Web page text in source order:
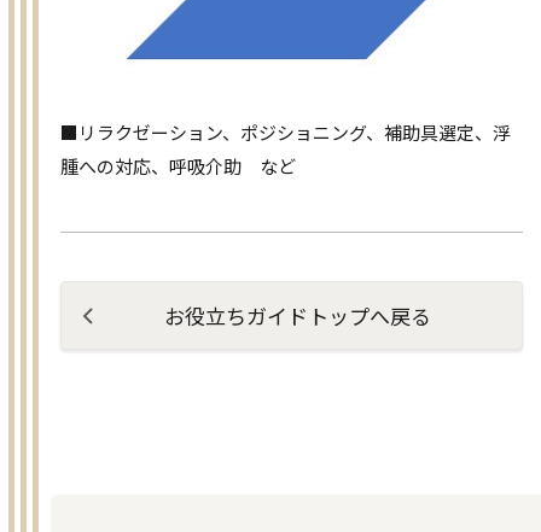
■リラクゼーション、ポジショニング、補助具選定、浮
腫への対応、呼吸介助 など
お役立ちガイドトップへ戻る